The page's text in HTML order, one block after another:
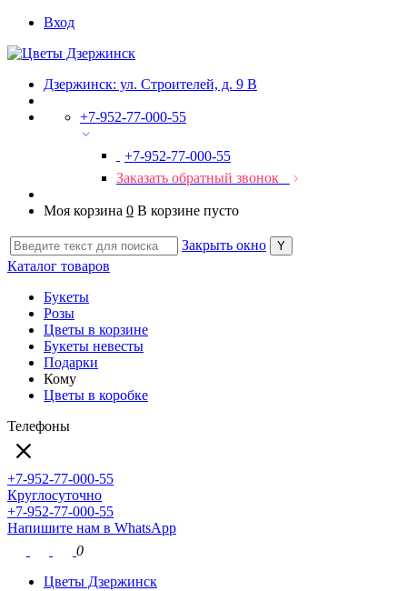
Вход
Дзержинск: ул. Строителей, д. 9 В
+7-952-77-000-55
+7-952-77-000-55
Заказать обратный звонок
Моя корзина 0 В корзине пусто
Закрыть окно
Каталог товаров
Букеты
Розы
Цветы в корзине
Букеты невесты
Подарки
Кому
Цветы в коробке
Телефоны
+7-952-77-000-55
Круглосуточно
+7-952-77-000-55
Напишите нам в WhatsApp
0
Цветы Дзержинск